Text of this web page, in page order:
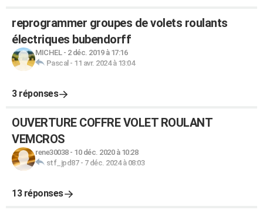
reprogrammer groupes de volets roulants
électriques bubendorff
MICHEL- 2 déc. 2019 à 17:16
Pascal - 11 avr. 2024 à 13:04
3 réponses
OUVERTURE COFFRE VOLET ROULANT
VEMCROS
rene30038- 10 déc. 2020 à 10:28
stf_jpd87- 7 déc. 2024 à 08:03
13 réponses